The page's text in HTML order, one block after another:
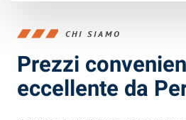
CHI SIAMO
Prezzi
eccellente da